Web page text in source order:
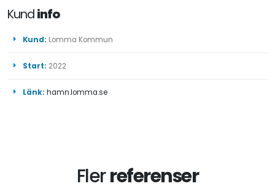
Kundinfo
Kund: Lomma Kommun
Start: 2022
Länk: hamn.lomma.se
Flerreferenser